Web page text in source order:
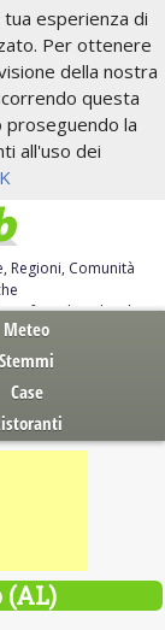
esperienza di
Per ottenere
della nostra
questa
proseguendo la
all'uso dei
Regioni, Comunità
free download
Meteo
Stemmi
Case